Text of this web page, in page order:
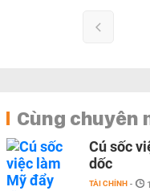
Cùng chuyên
Cú sốc
dốc
TÀI CHÍNH -